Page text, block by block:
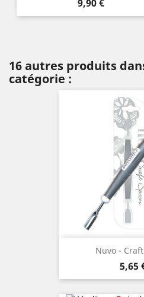
9,90 €
16 autres produits
catégorie :
Nuvo -
Prix
5,65